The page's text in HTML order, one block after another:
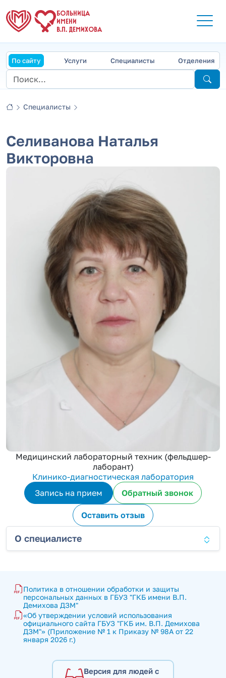
БОЛЬНИЦА
ИМЕНИ
В.П. ДЕМИХОВА
По сайту Услуги Специалисты Отделения
Специалисты
Селиванова Наталья
Викторовна
Медицинский лабораторный техник (фельдшер-
лаборант)
Клинико-диагностическая лаборатория
Запись на прием
Обратный звонок
Оставить отзыв
О специалисте
Политика в отношении обработки и защиты
персональных данных в ГБУЗ "ГКБ имени В.П.
Демихова ДЗМ"
«Об утверждении условий использования
официального сайта ГБУЗ "ГКБ им. В.П. Демихова
ДЗМ"» (Приложение № 1 к Приказу № 98А от 22
января 2026 г.)
Версия для людей с